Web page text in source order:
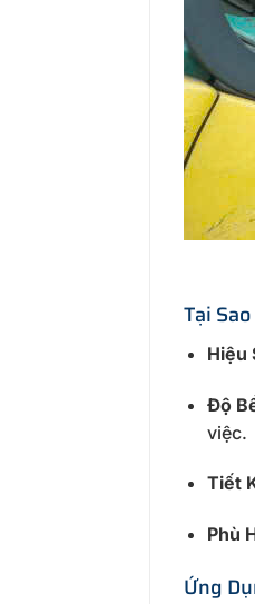
Tại
Hiệu
Độ
việc.
Tiết
Phù
Ứng